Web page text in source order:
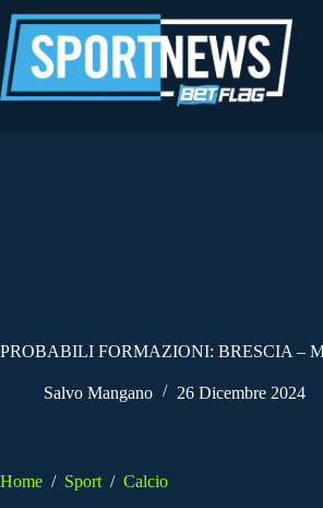
al
contenuto
PROBABILI FORMAZIONI: BRESCIA –
Salvo Mangano 26 Dicembre 2024
Home / Sport / Calcio